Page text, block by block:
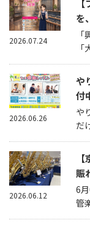
を
2026.07.24
や
付
や
だ
2026.06.26
賑
6
管
2026.06.12